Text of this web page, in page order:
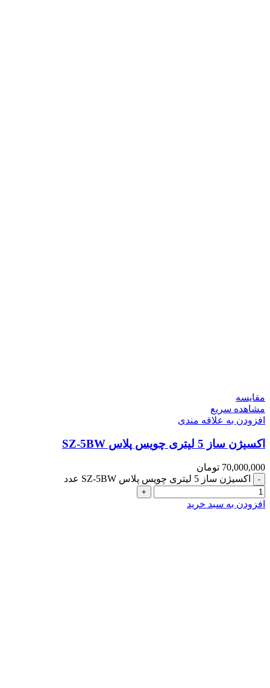
مقایسه
مشاهده سریع
افزودن به علاقه مندی
اکسیژن ساز 5 لیتری چویس پلاس SZ-5BW
70,000,000 تومان
اکسیژن ساز 5 لیتری چویس پلاس SZ-5BW عدد
افزودن به سبد خرید